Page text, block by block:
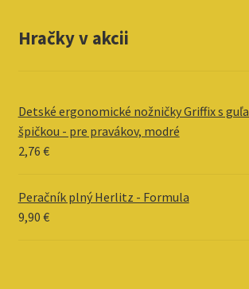
Hračky v akcii
Detské ergonomické nožničky Griffix s
špičkou - pre pravákov, modré
2,76 €
Peračník plný Herlitz - Formula
9,90 €